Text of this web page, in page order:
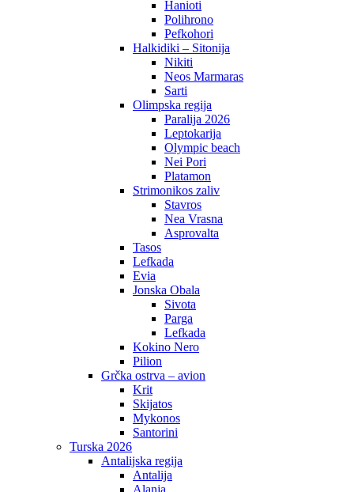
Hanioti
Polihrono
Pefkohori
Halkidiki – Sitonija
Nikiti
Neos Marmaras
Sarti
Olimpska regija
Paralija 2026
Leptokarija
Olympic beach
Nei Pori
Platamon
Strimonikos zaliv
Stavros
Nea Vrasna
Asprovalta
Tasos
Lefkada
Evia
Jonska Obala
Sivota
Parga
Lefkada
Kokino Nero
Pilion
Grčka ostrva – avion
Krit
Skijatos
Mykonos
Santorini
Turska 2026
Antalijska regija
Antalija